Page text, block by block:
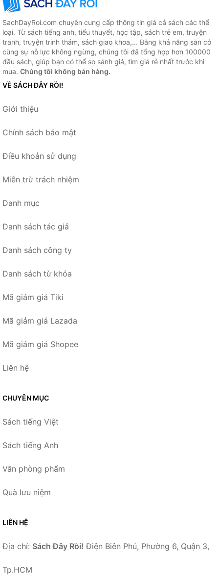
SachDayRoi.com chuyên cung cấp thông tin giá cả sách các thể
loại. Từ sách tiếng anh, tiểu thuyết, học tập, sách trẻ em, truyện
tranh, truyện trinh thám, sách giao khoa,... Bằng khả năng sẵn có
cùng sự nỗ lực không ngừng, chúng tôi đã tổng hợp hơn 100000
đầu sách, giúp bạn có thể so sánh giá, tìm giá rẻ nhất trước khi
mua. Chúng tôi không bán hàng.
VỀ SÁCH ĐÂY RỒI!
Giới thiệu
Chính sách bảo mật
Điều khoản sử dụng
Miễn trừ trách nhiệm
Danh mục
Danh sách tác giả
Danh sách công ty
Danh sách từ khóa
Mã giảm giá Tiki
Mã giảm giá Lazada
Mã giảm giá Shopee
Liên hệ
CHUYÊN MỤC
Sách tiếng Việt
Sách tiếng Anh
Văn phòng phẩm
Quà lưu niệm
LIÊN HỆ
Địa chỉ: Sách Đây Rồi! Điện Biên Phủ, Phường 6, Quận 3,
Tp.HCM